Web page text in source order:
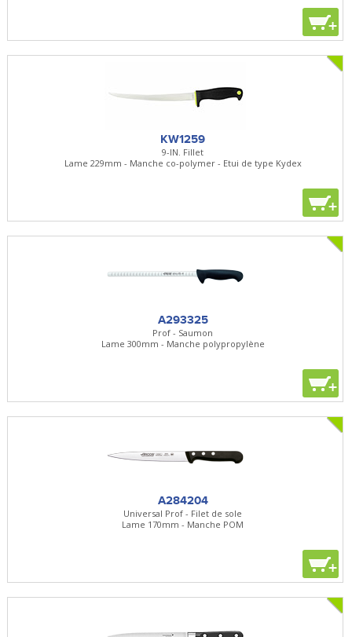
+
KW1259
9-IN. Fillet
Lame 229mm - Manche co-polymer - Etui de type Kydex
+
A293325
Prof - Saumon
Lame 300mm - Manche polypropylène
+
A284204
Universal Prof - Filet de sole
Lame 170mm - Manche POM
+